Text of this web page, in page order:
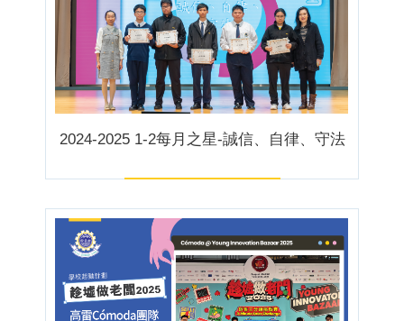
2024-2025 1-2每月之星-誠信、自律、守法